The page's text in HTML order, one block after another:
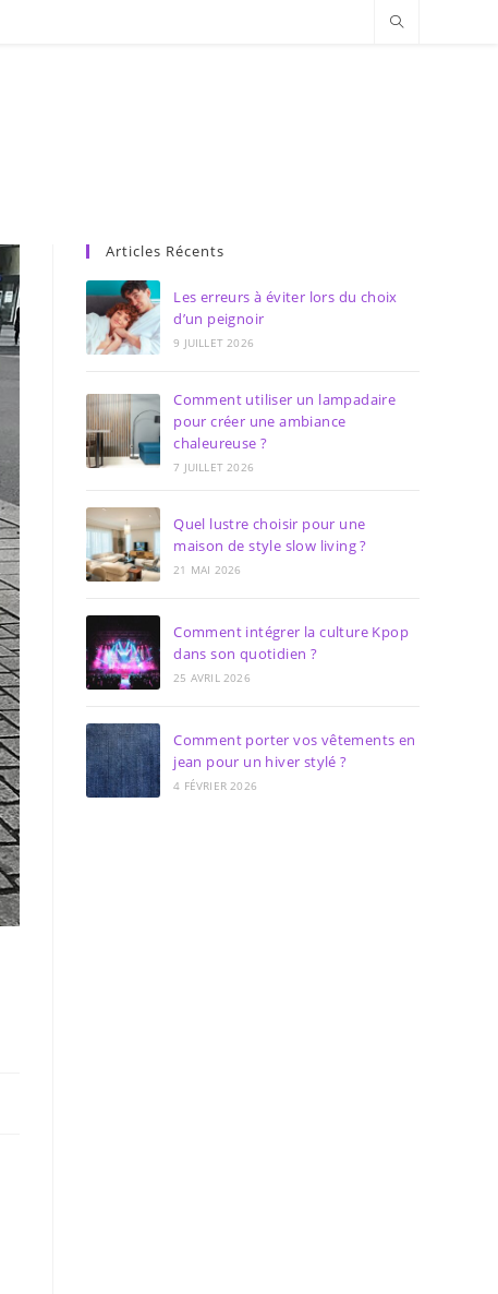
Articles Récents
Les erreurs à éviter lors du choix
d’un peignoir
9 JUILLET 2026
Comment utiliser un lampadaire
pour créer une ambiance
chaleureuse ?
7 JUILLET 2026
Quel lustre choisir pour une
maison de style slow living ?
21 MAI 2026
Comment intégrer la culture Kpop
dans son quotidien ?
25 AVRIL 2026
Comment porter vos vêtements en
jean pour un hiver stylé ?
4 FÉVRIER 2026